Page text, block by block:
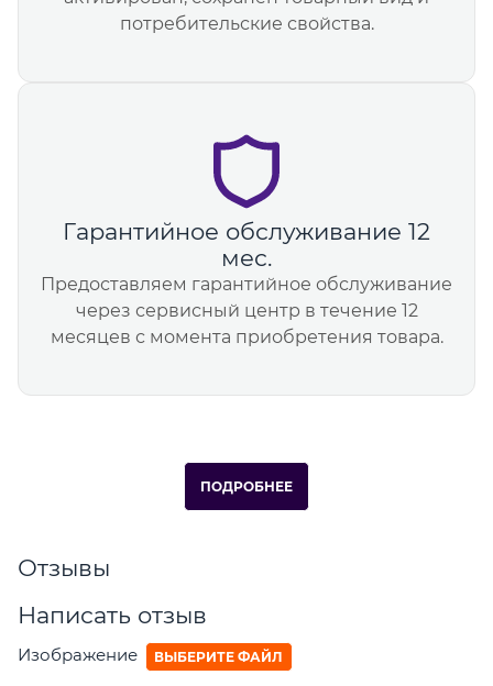
потребительские свойства.
Гарантийное обслуживание 12
мес.
Предоставляем гарантийное обслуживание
через сервисный центр в течение 12
месяцев с момента приобретения товара.
ПОДРОБНЕЕ
Отзывы
Написать отзыв
Изображение ВЫБЕРИТЕ ФАЙЛ